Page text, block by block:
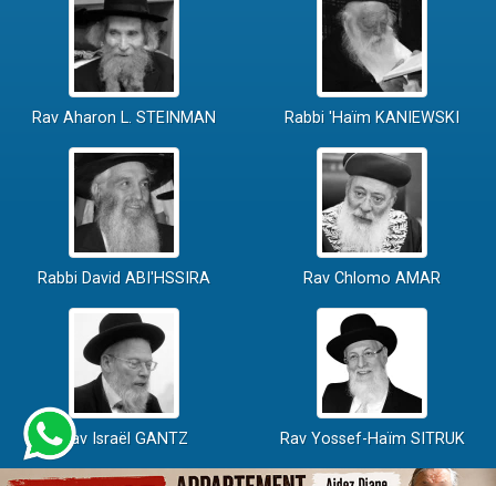
Rav Aharon L. STEINMAN Rabbi 'Haïm KANIEWSKI
Rabbi David ABI'HSSIRA Rav Chlomo AMAR
Rav Israël GANTZ Rav Yossef-Haïm SITRUK